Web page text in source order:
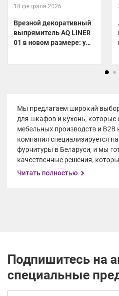
18 февраля 2026
Врезной декоративный
выпрямитель AQ LINER
01 в новом размере: уже
Мы предлагаем широкий
для шкафов и кухонь, которые
мебельных производств и B2B
компания специализируется
фурнитуры в Беларуси, и мы
качественные решения,
высокие требования.
Наши системы раздвижения
позволяет создавать
и кухни с минимальным
обеспечивает плавное и
Читать полностью
Подпишитесь на
специальные